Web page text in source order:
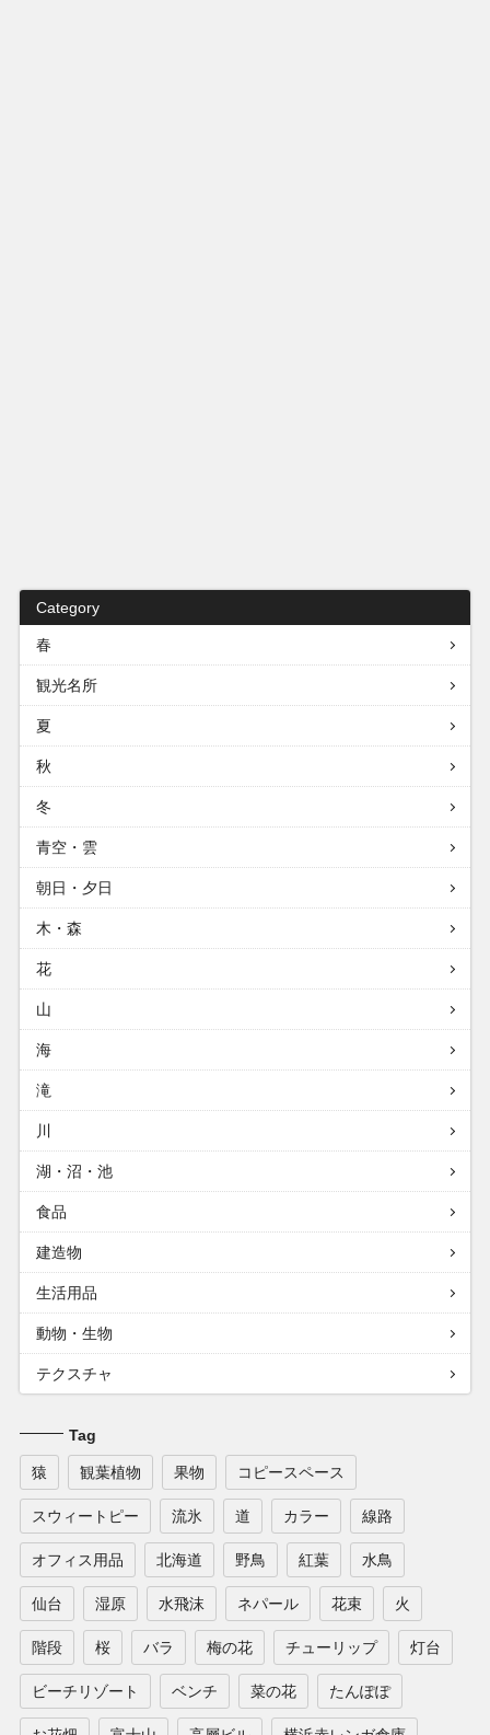
Category
春
観光名所
夏
秋
冬
青空・雲
朝日・夕日
木・森
花
山
海
滝
川
湖・沼・池
食品
建造物
生活用品
動物・生物
テクスチャ
Tag
猿 観葉植物 果物 コピースペース
スウィートピー 流氷 道 カラー 線路
オフィス用品 北海道 野鳥 紅葉 水鳥
仙台 湿原 水飛沫 ネパール 花束 火
階段 桜 バラ 梅の花 チューリップ 灯台
ビーチリゾート ベンチ 菜の花 たんぽぽ